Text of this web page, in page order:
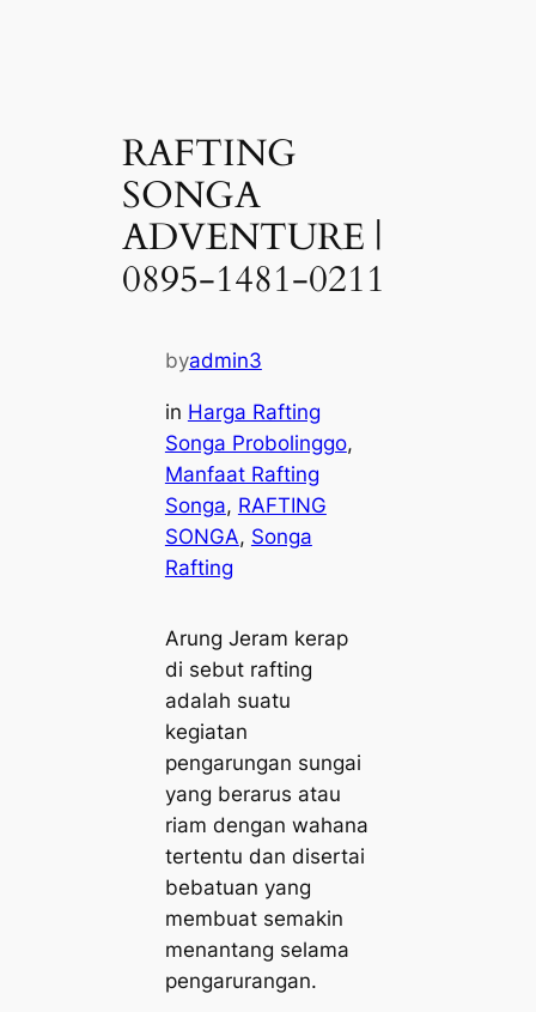
RAFTING
SONGA
ADVENTURE |
0895-1481-0211
byadmin3
in Harga Rafting
Songa Probolinggo
Manfaat Rafting
Songa, RAFTING
SONGA, Songa
Rafting
Arung Jeram kerap
di sebut rafting
adalah suatu
kegiatan
pengarungan sungai
yang berarus atau
riam dengan wahana
tertentu dan disertai
bebatuan yang
membuat semakin
menantang selama
pengarurangan.